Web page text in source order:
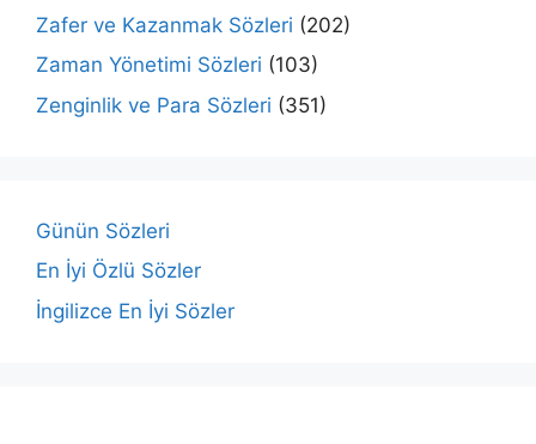
Zafer ve Kazanmak Sözleri (202)
Zaman Yönetimi Sözleri (103)
Zenginlik ve Para Sözleri (351)
Günün Sözleri
En İyi Özlü Sözler
İngilizce En İyi Sözler